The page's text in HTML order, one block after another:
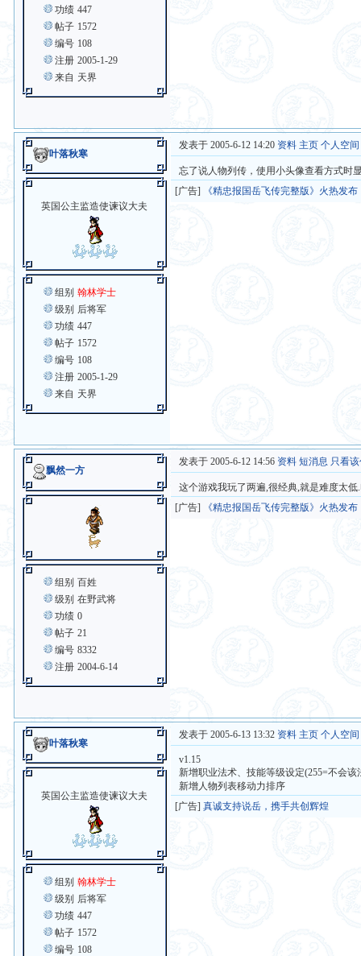
功绩 447
帖子 1572
编号 108
注册 2005-1-29
来自 天界
叶落秋寒
英国公主监造使谏议大夫
组别 翰林学士
级别 后将军
功绩 447
帖子 1572
编号 108
注册 2005-1-29
来自 天界
发表于 2005-6-12 14:20 资料 主页 个人空间
忘了说人物列传，使用小头像查看方式时
[广告]
《精忠报国岳飞传完整版》火热发布
飘然一方
组别 百姓
级别 在野武将
功绩 0
帖子 21
编号 8332
注册 2004-6-14
发表于 2005-6-12 14:56 资料 短消息 只看
这个游戏我玩了两遍,很经典,就是难度太
[广告]
《精忠报国岳飞传完整版》火热发布
叶落秋寒
英国公主监造使谏议大夫
组别 翰林学士
级别 后将军
功绩 447
帖子 1572
编号 108
发表于 2005-6-13 13:32 资料 主页 个人空间
v1.15
新增职业法术、技能等级设定(255=不会该
新增人物列表移动力排序
[广告]真诚支持说岳，携手共创辉煌